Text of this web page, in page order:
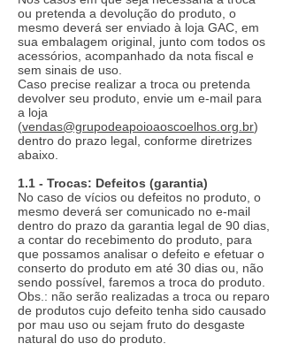
ou pretenda a devolução do produto, o
mesmo deverá ser enviado à loja GAC, em
sua embalagem original, junto com todos os
acessórios, acompanhado da nota fiscal e
sem sinais de uso.
Caso precise realizar a troca ou pretenda
devolver seu produto, envie um e-mail para
a loja
(vendas@grupodeapoioaoscoelhos.org.br)
dentro do prazo legal, conforme diretrizes
abaixo.
1.1 - Trocas: Defeitos (garantia)
No caso de vícios ou defeitos no produto, o
mesmo deverá ser comunicado no e-mail
dentro do prazo da garantia legal de 90 dias,
a contar do recebimento do produto, para
que possamos analisar o defeito e efetuar o
conserto do produto em até 30 dias ou, não
sendo possível, faremos a troca do produto.
Obs.: não serão realizadas a troca ou reparo
de produtos cujo defeito tenha sido causado
por mau uso ou sejam fruto do desgaste
natural do uso do produto.